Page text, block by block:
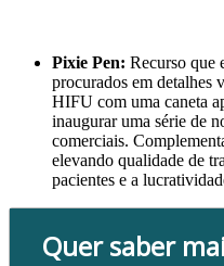
Pixie Pen: Recurso que
procurados em detalhes
HIFU com uma caneta
inaugurar uma série de
comerciais.
elevando qualidade de
pacientes e a
Quer saber